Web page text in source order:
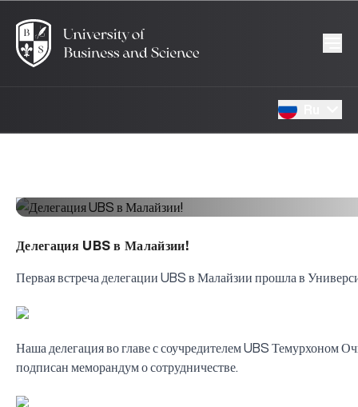
Делегация UBS в Малайзии!
Первая встреча делегации UBS в Малайзии прошла в
Наша делегация во главе с соучредителем UBS Темурхоном
подписан меморандум о сотрудничестве.